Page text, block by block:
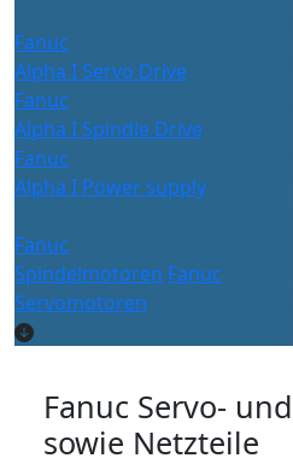
Fanuc
Alpha I Servo Drive
Fanuc
Alpha I Spindle Drive
Fanuc
Alpha I Power supply
Fanuc
Spindelmotoren Fanuc
Servomotoren
Fanuc Servo-
sowie Netzteile